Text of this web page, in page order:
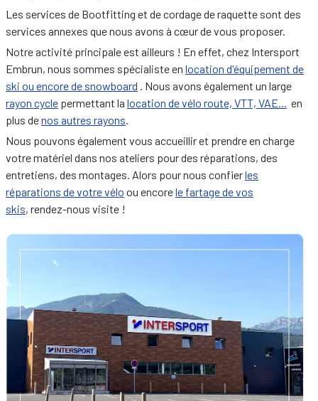
Les services de Bootfitting et de cordage de raquette sont des
services annexes que nous avons à cœur de vous proposer.
Notre activité principale est ailleurs ! En effet, chez Intersport
Embrun, nous sommes spécialiste en location d'équipement de
ski ou encore de snowboard . Nous avons également un large
rayon cycle permettant la location de vélo route, VTT, VAE... en
plus denos autres rayons.
Nous pouvons également vous accueillir et prendre en charge
votre matériel dans nos ateliers pour des réparations, des
entretiens, des montages. Alors pour nous confierles
réparations de votre vélo ou encorele fartage de vos
skis, rendez-nous visite !